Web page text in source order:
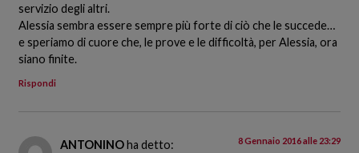
servizio degli altri.
Alessia sembra essere sempre più forte di ciò che le succede…
e speriamo di cuore che, le prove e le difficoltà, per Alessia, ora
siano finite.
Rispondi
ANTONINO ha detto: 8 Gennaio 2016 alle 23:29